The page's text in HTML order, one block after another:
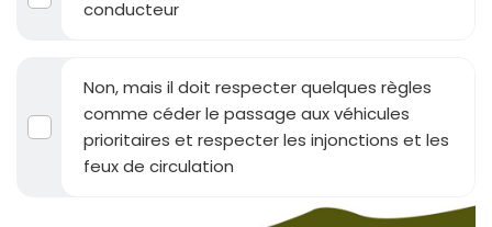
conducteur
Non, mais il doit respecter quelques règles
comme céder le passage aux véhicules
prioritaires et respecter les injonctions et les
feux de circulation